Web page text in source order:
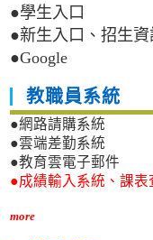
親
報
表」
已
公
告
於
重
農
工
學
校
電
梯
管
理
●學生入口
●新生入口、招生資
●Google
教職員系統
●網路請購系統
●雲端差勤系統
●教育雲電子郵件
●成績輸入系統、課表
more